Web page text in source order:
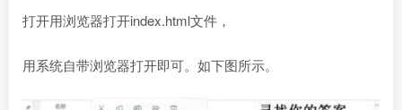
打开用浏览器打开index.html文件，
用系统自带浏览器打开即可。如下图所示。